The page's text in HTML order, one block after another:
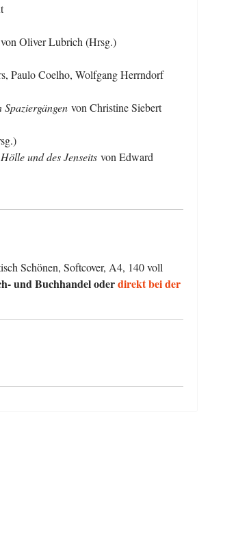
von Oliver Lubrich (Hrsg.)
Paulo Coelho, Wolfgang Herrndorf
von Christine Siebert
und des Jenseits von Edward
Schönen, Softcover, A4, 140 voll
und Buchhandel oderdirekt bei der